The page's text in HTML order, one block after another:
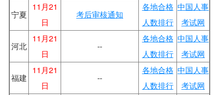
宁夏
11月21
日
考后审核通知
各地合格
人数排行
中国人事
考试网
河北
11月21
日
--
各地合格
人数排行
中国人事
考试网
福建
11月21
日
--
各地合格
人数排行
中国人事
考试网